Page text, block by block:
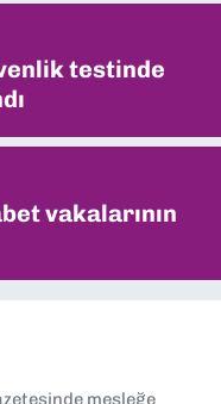
testinde
vakalarının
mesleğe